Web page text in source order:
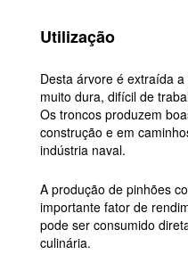
Utilização
Desta árvore é extraída
muito dura, difícil de
Os troncos produzem
construção e em
indústria naval.
A produção de pinhões
importante fator de
pode ser consumido
culinária.